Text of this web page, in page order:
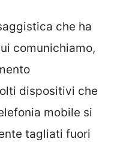
che ha
comunichiamo,
dispositivi che
mobile si
tagliati fuori